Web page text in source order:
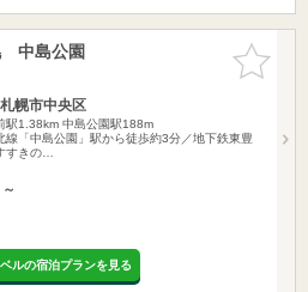
お気に入
りに追加
中島公園
幌市中央区
駅1.38km 中島公園駅188m
線「中島公園」駅から徒歩約3分／地下鉄東豊
すきの…
ルの宿泊プランを見る